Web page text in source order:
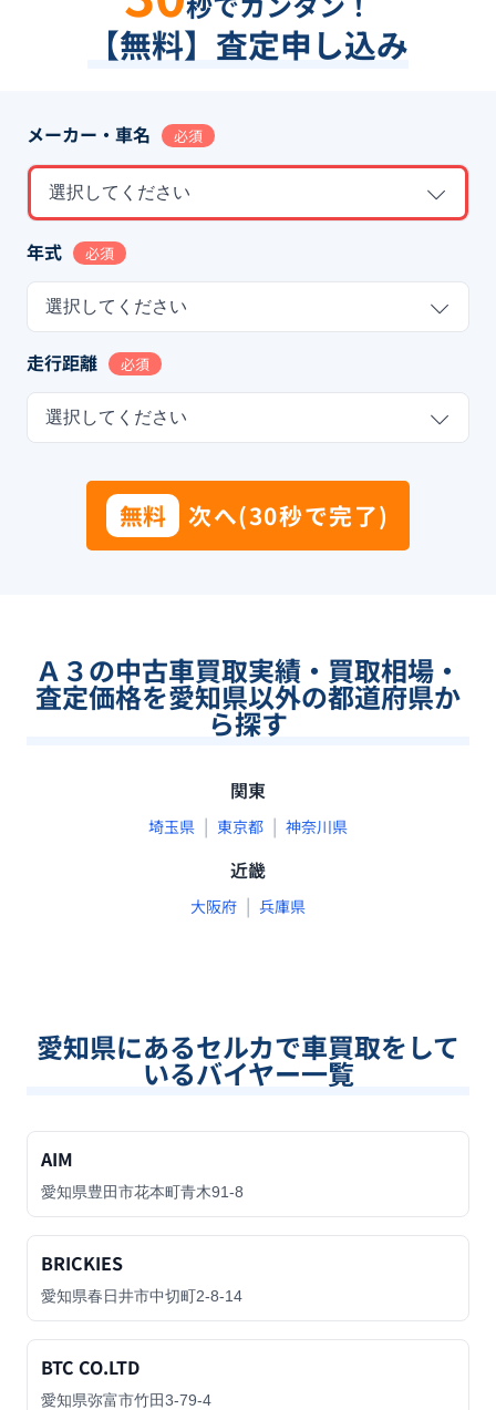
【無料】査定申し込み
メーカー・車名 必須
選択してください
年式 必須
選択してください
走行距離 必須
選択してください
無料 次へ(30秒で完了)
Ａ３の中古車買取実績・買取相場・
査定価格を愛知県以外の都道府県か
ら探す
関東
埼玉県 | 東京都 | 神奈川県
近畿
大阪府 | 兵庫県
愛知県にあるセルカで車買取をして
いるバイヤー一覧
AIM
愛知県豊田市花本町青木91-8
BRICKIES
愛知県春日井市中切町2-8-14
BTC CO.LTD
愛知県弥富市竹田3-79-4